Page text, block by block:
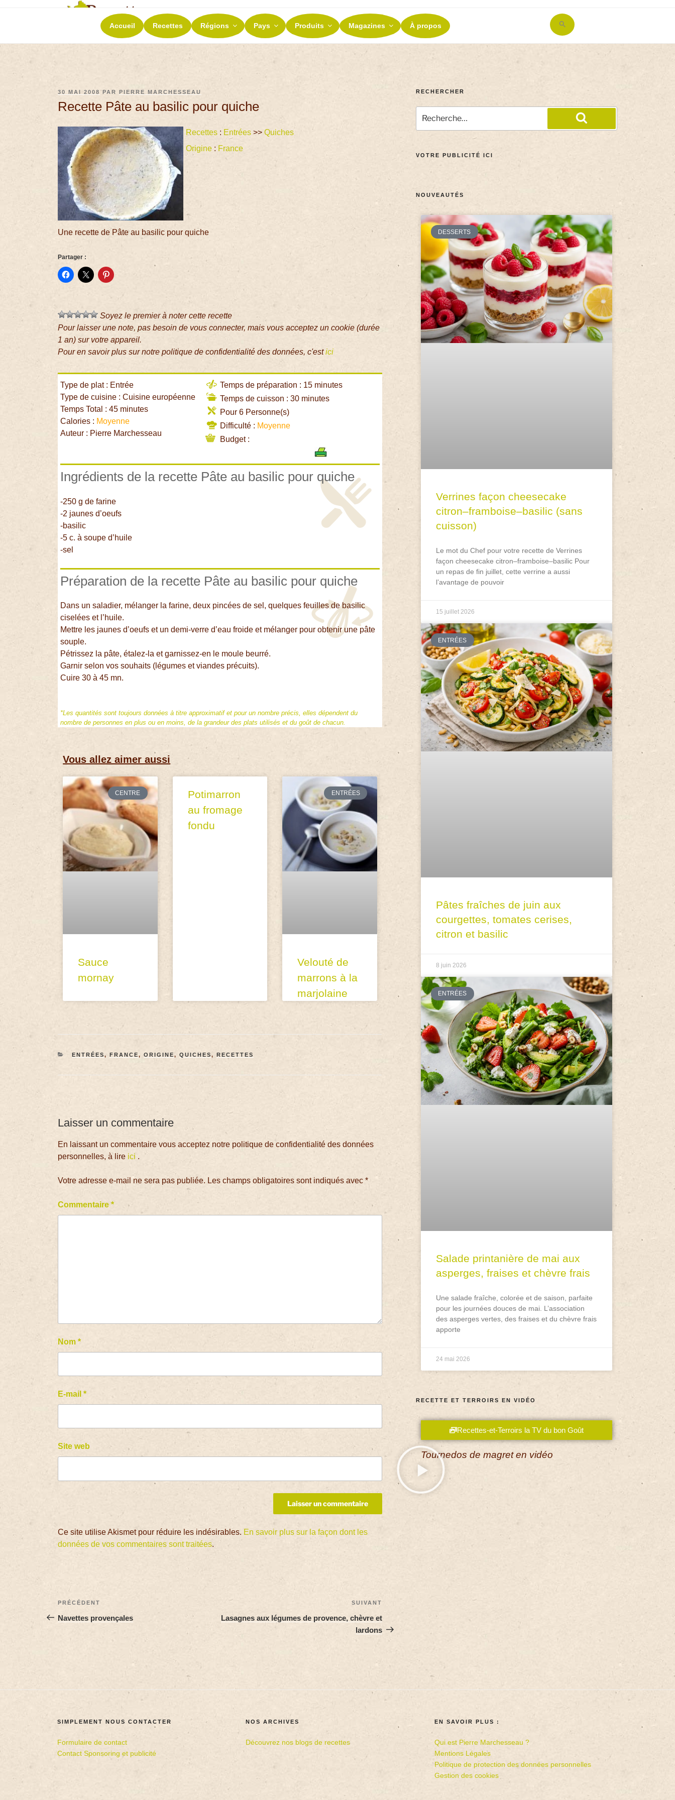
RECETTES ET TERROIRS
La richesse de nos terroirs
Accueil Recettes Régions Pays Produits Magazines À propos
Search
for:
30 MAI 2008 PARPIERRE MARCHESSEAU
Recette Pâte au basilic pour quiche
Recettes : Entrées >>Quiches
Origine : France
Une recette de Pâte au basilic pour quiche
Partager :
Soyez le premier à noter cette recette
Pour laisser une note, pas besoin de vous connecter, mais vous acceptez un cookie (durée
1 an) sur votre appareil.
Pour en savoir plus sur notre politique de confidentialité des données, c'estici
Type de plat : Entrée
Type de cuisine : Cuisine européenne
Temps Total : 45 minutes
Calories : Moyenne
Auteur : Pierre Marchesseau
Temps de préparation : 15 minutes
Temps de cuisson : 30 minutes
Pour 6 Personne(s)
Difficulté : Moyenne
Budget :
Ingrédients de la recette Pâte au basilic pour quiche
-250 g de farine
-2 jaunes d’oeufs
-basilic
-5 c. à soupe d’huile
-sel
Préparation de la recette Pâte au basilic pour quiche
Dans un saladier, mélanger la farine, deux pincées de sel, quelques feuilles de basilic
ciselées et l’huile.
Mettre les jaunes d’oeufs et un demi-verre d’eau froide et mélanger pour obtenir une pâte
souple.
Pétrissez la pâte, étalez-la et garnissez-en le moule beurré.
Garnir selon vos souhaits (légumes et viandes précuits).
Cuire 30 à 45 mn.
*Les quantités sont toujours données à titre approximatif et pour un nombre précis, elles dépendent du
nombre de personnes en plus ou en moins, de la grandeur des plats utilisés et du goût de chacun.
Vous allez aimer aussi
CENTRE
Sauce
mornay
Potimarron
au fromage
fondu
ENTRÉES
Velouté de
marrons à la
marjolaine
ENTRÉES, FRANCE, ORIGINE, QUICHES, RECETTES
Laisser un commentaire
En laissant un commentaire vous acceptez notre politique de confidentialité des données
personnelles, à lire ici .
Votre adresse e-mail ne sera pas publiée. Les champs obligatoires sont indiqués avec*
Commentaire*
Nom*
E-mail*
Site web
Ce site utilise Akismet pour réduire les indésirables. En savoir plus sur la façon dont les
données de vos commentaires sont traitées.
PRÉCÉDENT
Navettes provençales
SUIVANT
Lasagnes aux légumes de provence, chèvre et
lardons
RECHERCHER
VOTRE PUBLICITÉ ICI
NOUVEAUTÉS
DESSERTS
Verrines façon cheesecake
citron–framboise–basilic (sans
cuisson)
Le mot du Chef pour votre recette de Verrines
façon cheesecake citron–framboise–basilic Pour
un repas de fin juillet, cette verrine a aussi
l’avantage de pouvoir
15 juillet 2026
ENTRÉES
Pâtes fraîches de juin aux
courgettes, tomates cerises,
citron et basilic
8 juin 2026
ENTRÉES
Salade printanière de mai aux
asperges, fraises et chèvre frais
Une salade fraîche, colorée et de saison, parfaite
pour les journées douces de mai. L’association
des asperges vertes, des fraises et du chèvre frais
apporte
24 mai 2026
RECETTE ET TERROIRS EN VIDÉO
Recettes-et-Terroirs la TV du bon Goût
Tournedos de magret en vidéo
SIMPLEMENT NOUS CONTACTER
Formulaire de contact
Contact Sponsoring et publicité
NOS ARCHIVES
Découvrez nos blogs de recettes
EN SAVOIR PLUS :
Qui est Pierre Marchesseau ?
Mentions Légales
Politique de protection des données personnelles
Gestion des cookies